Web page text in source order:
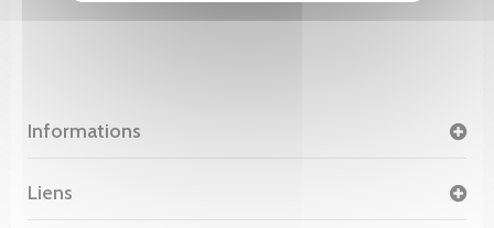
Informations
Liens